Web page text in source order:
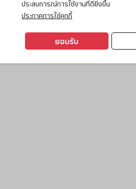
ประสบการณ์การใช้งานที่ดียิ่งขึ้น
ประกาศการใช้คุกกี้
ยอมรับ
has occurred while loading